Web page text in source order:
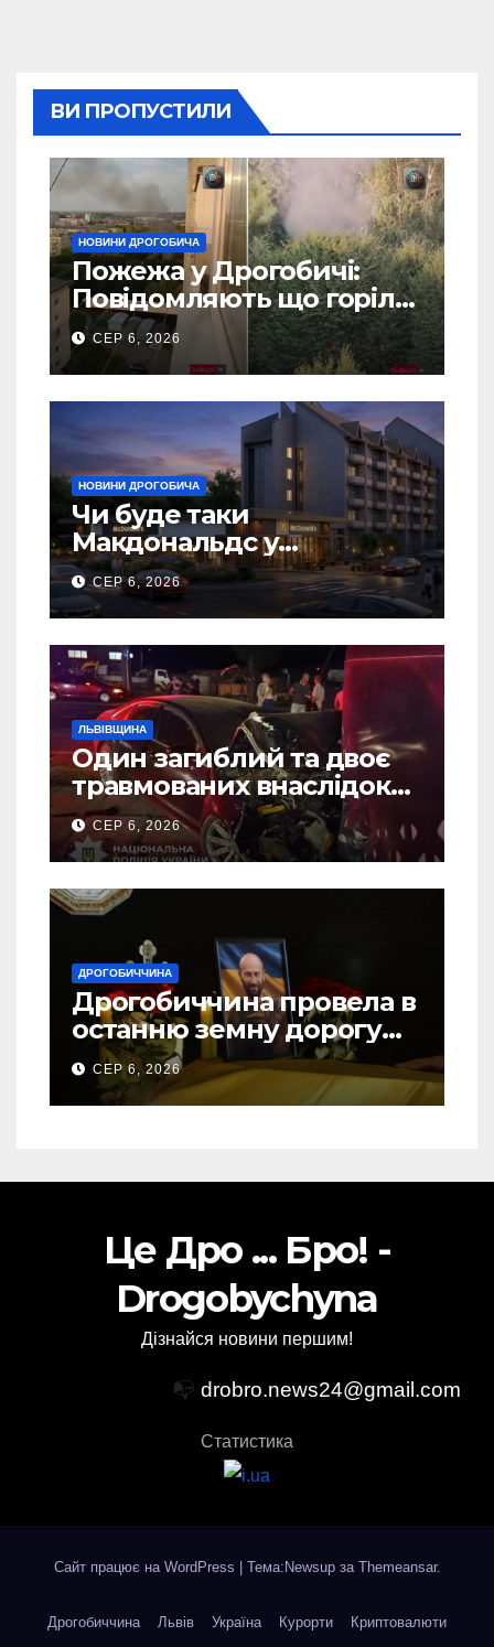
ВИ ПРОПУСТИЛИ
НОВИНИ ДРОГОБИЧА
Пожежа у Дрогобичі:
Повідомляють що горіло
5 гаражів (Відео)
СЕР 6, 2026
НОВИНИ ДРОГОБИЧА
Чи буде таки
Макдональдс у
Дрогобичі? (Фото)
СЕР 6, 2026
ЛЬВІВЩИНА
Один загиблий та двоє
травмованих внаслідок
ДТП на Самбірщині
СЕР 6, 2026
ДРОГОБИЧЧИНА
Дрогобиччина провела в
останню земну дорогу
свого Захисника – Олега
Торського
СЕР 6, 2026
Це Дро ... Бро! -
Drogobychyna
Дізнайся новини першим!
📭 drobro.news24@gmail.com
Статистика
Сайт працює на WordPress Тема:Newsup за Themeansar.
Дрогобиччина Львів Україна Курорти Криптовалюти